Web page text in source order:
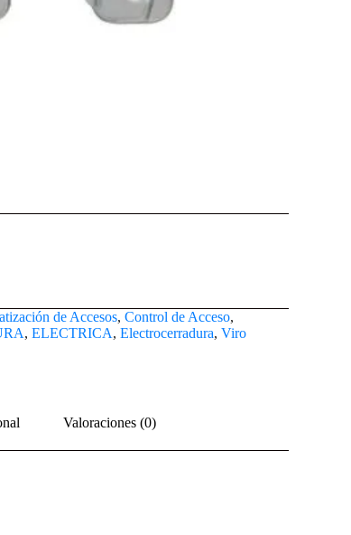
de Accesos, Control de Acceso,
, ELECTRICA, Electrocerradura, Viro
Valoraciones (0)